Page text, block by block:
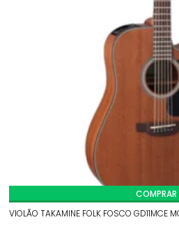
VIOLÃO TAKAMINE FOLK FOSCO GD11MCE
COMPRAR